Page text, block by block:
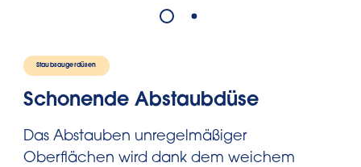
Staubsaugerdüsen
Schonende Abstaubdüse
Das Abstauben unregelmäßiger
Oberflächen wird dank dem weichem